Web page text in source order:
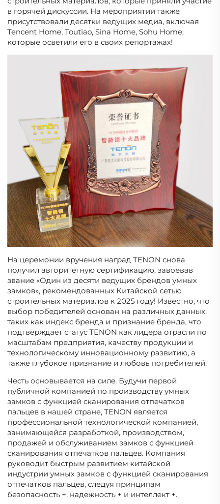
в горячей дискуссии. На мероприятии также
присутствовали десятки ведущих медиа, включая
Tencent Home, Toutiao, Sina Home, Sohu Home,
которые осветили его в своих репортажах!
На церемонии вручения наград TENON снова
получил авторитетную сертификацию, завоевав
звание «Один из десяти ведущих брендов умных
замков», рекомендованных Китайской сетью
строительных материалов к 2025 году! Известно, что
выбор победителей основан на различных данных,
таких как индекс бренда и признание бренда, что
подтверждает статус TENON как лидера отрасли по
масштабам предприятия, качеству продукции и
технологическому инновационному развитию, а
также глубокое признание и любовь потребителей.
Честь основывается на силе. Будучи первой
публичной компанией по производству умных
замков с функцией сканирования отпечатков
пальцев в нашей стране, TENON является
профессиональной технологической компанией,
занимающейся разработкой, производством,
продажей и обслуживанием замков с функцией
сканирования отпечатков пальцев. Компания
руководит быстрым развитием китайской
индустрии умных замков с функцией сканирования
отпечатков пальцев, следуя принципам
безопасность +, надежность + и интеллект +.